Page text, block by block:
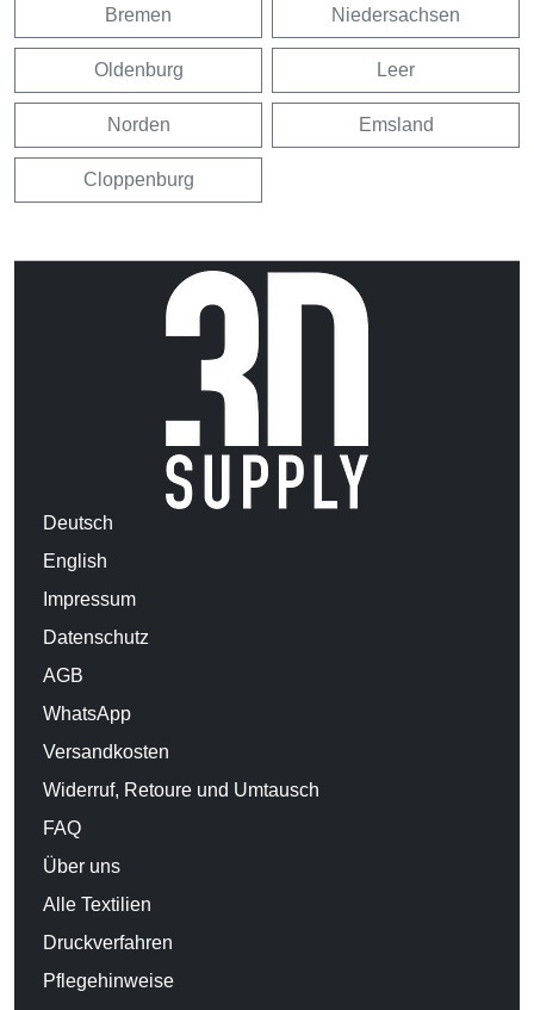
Bremen Niedersachsen
Oldenburg Leer
Norden Emsland
Cloppenburg
Deutsch
English
Impressum
Datenschutz
AGB
WhatsApp
Versandkosten
Widerruf, Retoure und Umtausch
FAQ
Über uns
Alle Textilien
Druckverfahren
Pflegehinweise